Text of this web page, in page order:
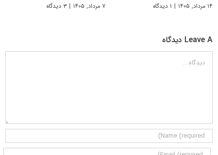
۱۴ مرداد, ۱۴۰۵ | ۱ دیدگاه ۷ مرداد, ۱۴۰۵ | ۳ دیدگاه
Leave A دیدگاه
دیدگاه